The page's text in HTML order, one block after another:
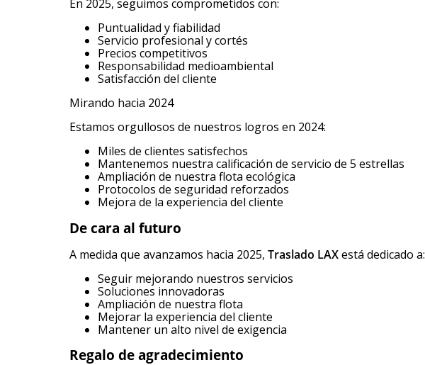
En 2025, seguimos comprometidos con:
Puntualidad y fiabilidad
Servicio profesional y cortés
Precios competitivos
Responsabilidad medioambiental
Satisfacción del cliente
Mirando hacia 2024
Estamos orgullosos de nuestros logros en 2024:
Miles de clientes satisfechos
Mantenemos nuestra calificación de servicio de 5 estrellas
Ampliación de nuestra flota ecológica
Protocolos de seguridad reforzados
Mejora de la experiencia del cliente
De cara al futuro
A medida que avanzamos hacia 2025, Traslado LAXestá dedicado a:
Seguir mejorando nuestros servicios
Soluciones innovadoras
Ampliación de nuestra flota
Mejorar la experiencia del cliente
Mantener un alto nivel de exigencia
Regalo de agradecimiento